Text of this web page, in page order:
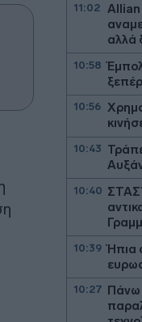
11:02
αλλά
10:58
10:56
10:43
10:40
10:39 Ήπια
10:27
Πάνω